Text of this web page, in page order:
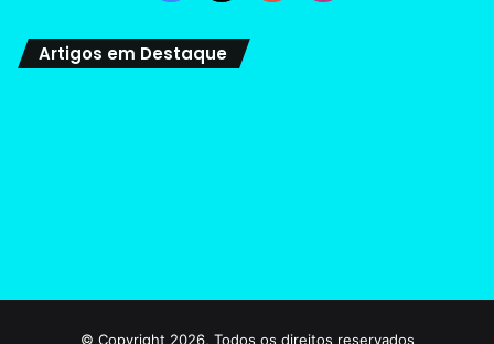
Artigos em Destaque
© Copyright 2026, Todos os direitos reservados